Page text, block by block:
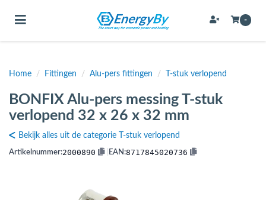
(Bevestigingsmateriaal / schroeven)
(Buffervaten, hygiene boilers & boilervaten)
(Buizen & leidingen)
(Expansievaten)
Toggle navigation -
Home / Fittingen / Alu-pers fittingen / T-stuk verlopend
BONFIX Alu-pers messing T-stuk
verlopend 32 x 26 x 32 mm
Bekijk alles uit de categorie T-stuk verlopend
Artikelnummer:2000890 EAN:8717845020736